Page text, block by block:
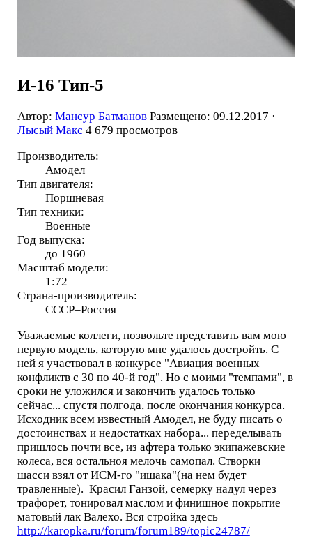
И-16 Тип-5
Автор: Мансур Батманов Размещено: 09.12.2017 ·
Лысый Макс 4 679 просмотров
Производитель:
Амодел
Тип двигателя:
Поршневая
Тип техники:
Военные
Год выпуска:
до 1960
Масштаб модели:
1:72
Страна-производитель:
СССР–Россия
Уважаемые коллеги, позвольте представить вам мою
первую модель, которую мне удалось достройть. С
ней я участвовал в конкурсе "Авиация военных
конфликтв с 30 по 40-й год". Но с моими "темпами", в
сроки не уложился и закончить удалось только
сейчас... спустя полгода, после окончания конкурса.
Исходник всем известный Амодел, не буду писать о
достоинствах и недостатках набора... переделывать
пришлось почти все, из афтера только экипажевские
колеса, вся остальноя мелочь самопал. Створки
шасси взял от ИСМ-го "ишака"(на нем будет
травленные). Красил Ганзой, семерку надул через
трафорет, тонировал маслом и финишное покрытие
матовый лак Валехо. Вся стройка здесь
http://karopka.ru/forum/forum189/topic24787/